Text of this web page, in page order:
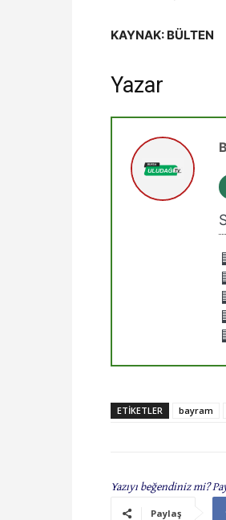
KAYNAK: BÜLTEN
Yazar
ETIKETLER bayram
Yazıyı beğendiniz mi?
Paylaş